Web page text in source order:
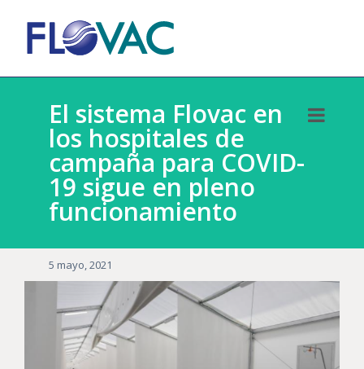
El sistema Flovac en
los hospitales de
campaña para COVID-
19 sigue en pleno
funcionamiento
5 mayo, 2021